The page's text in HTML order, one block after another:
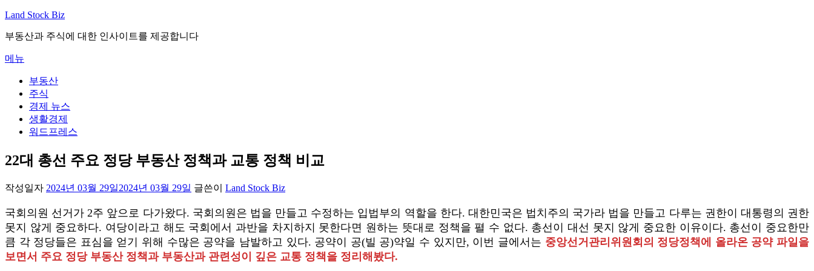
내
으
로
바
Land Stock Biz
부동산과 주식에 대한 인사이트를 제공합니다
메뉴
부동산
주식
경제 뉴스
생활경제
워드프레스
22대 총선 주요 정당 부동산 정책과 교통 정책 비교
작성일자 2024년 03월 29일2024년 03월 29일 글쓴이 Land Stock Biz
국회의원 선거가 2주 앞으로 다가왔다. 국회의원은 법을 만들고 수정하는 입법부의 역할을 한다. 대한민국은 법치주의 국가라 법을 만들고 다루는 권한이 대통령의 권한
못지 않게 중요하다. 여당이라고 해도 국회에서 과반을 차지하지 못한다면 원하는 뜻대로 정책을 펼 수 없다. 총선이 대선 못지 않게 중요한 이유이다. 총선이 중요한만
큼 각 정당들은 표심을 얻기 위해 수많은 공약을 남발하고 있다. 공약이 공(빌 공)약일 수 있지만, 이번 글에서는 중앙선거관리위원회의 정당정책에 올라온 공약 파일을
보면서 주요 정당 부동산 정책과 부동산과 관련성이 깊은 교통 정책을 정리해봤다.